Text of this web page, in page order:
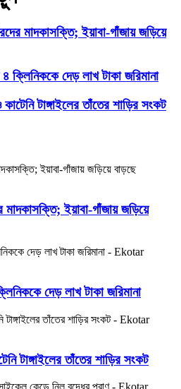
মাদকাসক্তি; ইয়াবা-গাঁজায় জড়িয়ে
৪ ক্লিনিককে দেড় লাখ টাকা জরিমানা
টাঙ্গাইলের তাঁতের শাড়ির সংকট
মাদকাসক্তি; ইয়াবা-গাঁজায় জড়িয়ে
দেড় লাখ টাকা জরিমানা
টাঙ্গাইলের তাঁতের শাড়ির সংকট